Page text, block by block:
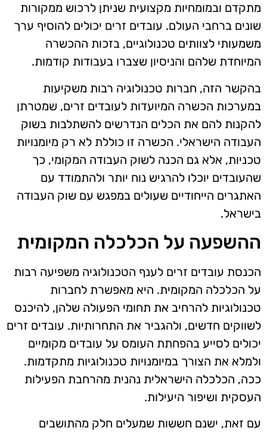
מתקדם ובמומחיות מקצועית שניתן לרכוש ממקורות
שונים ברחבי העולם. עובדים זרים יכולים להוסיף ערך
משמעותי לצוותים טכנולוגיים, בזכות ההכשרה
המיוחדת שלהם והניסיון שצברו בעבודות קודמות.
בהקשר הזה, חברות טכנולוגיה רבות משקיעות
במערכות הכשרה המיועדות לעובדים זרים, שמטרתן
להקנות להם את הכלים הנדרשים להשתלבות בשוק
העבודה הישראלי. הכשרה זו כוללת לא רק מיומנויות
טכניות, אלא גם הכנה לשוק העבודה המקומי, כך
שהעובדים יוכלו להרגיש נוח יותר ולהתמודד עם
האתגרים הייחודיים שעולים במפגש עם שוק העבודה
בישראל.
ההשפעה על הכלכלה המקומית
הכנסת עובדים זרים לענף הטכנולוגיה משפיעה רבות
על הכלכלה המקומית. היא מאפשרת לחברות
טכנולוגיות להרחיב את תחומי הפעולה שלהן, להיכנס
לשווקים חדשים, ולהגביר את התחרותיות. עובדים זרים
יכולים לסייע בהפחתת העומס על עובדים מקומיים
ולמלא את הצורך במיומנויות טכנולוגיות מתקדמות.
ככה, הכלכלה הישראלית נהנית מהרחבת הפעילות
העסקית ושיפור היעילות.
עם זאת, ישנם חששות שמעלים חלק מהתושבים